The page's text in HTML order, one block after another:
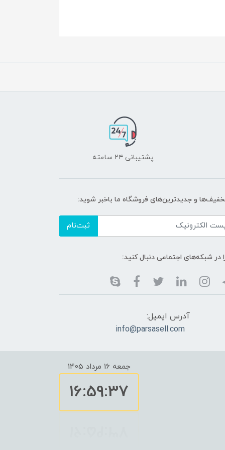
پشتیبانی ۲۴ ساعته
و جدیدترین‌های فروشگاه ما باخبر شوید:
ثبت‌نام
در شبکه‌های اجتماعی دنبال کنید:
آدرس ایمیل:
info@parsasell.com
جمعه 16 مرداد 1405
16:59:37